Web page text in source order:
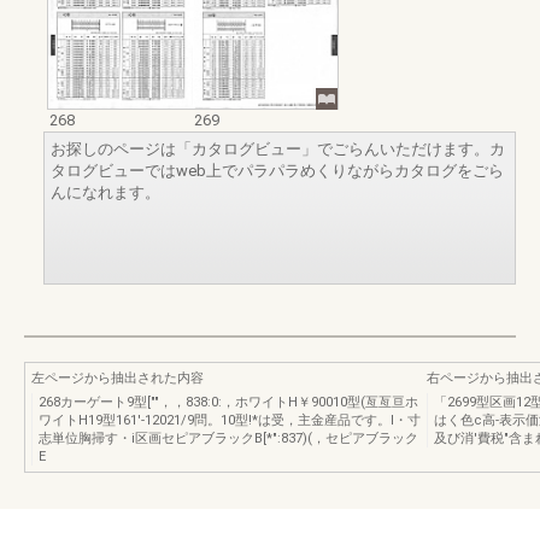
268
269
お探しのページは「カタログビュー」でごらんいただけます。カ
タログビューではweb上でパラパラめくりながらカタログをごら
んになれます。
左ページから抽出された内容
268カーゲート9型[""，，838:0:，ホワイトH￥90010型(亙亙亘ホ
ワイトH19型161'-12021/9問。10型!*は受，主金産品です。l・寸
志単位胸掃す・i区画セピアブラックB[*":837)(，セピアブラック
E
右ページから抽出
「2699型区画
はく色c高-表示
及び消'費税"含ま